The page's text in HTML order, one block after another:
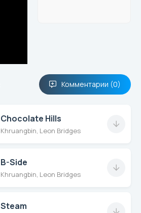
Комментарии (0)
Chocolate Hills
Khruangbin, Leon Bridges
B-Side
Khruangbin, Leon Bridges
Steam